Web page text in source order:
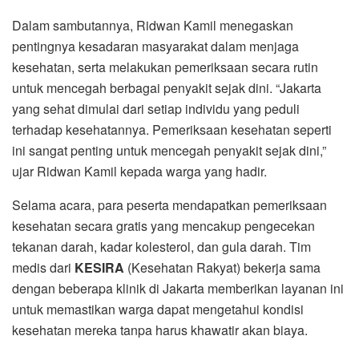
Dalam sambutannya, Ridwan Kamil menegaskan
pentingnya kesadaran masyarakat dalam menjaga
kesehatan, serta melakukan pemeriksaan secara rutin
untuk mencegah berbagai penyakit sejak dini. “Jakarta
yang sehat dimulai dari setiap individu yang peduli
terhadap kesehatannya. Pemeriksaan kesehatan seperti
ini sangat penting untuk mencegah penyakit sejak dini,”
ujar Ridwan Kamil kepada warga yang hadir.
Selama acara, para peserta mendapatkan pemeriksaan
kesehatan secara gratis yang mencakup pengecekan
tekanan darah, kadar kolesterol, dan gula darah. Tim
medis dari KESIRA (Kesehatan Rakyat) bekerja sama
dengan beberapa klinik di Jakarta memberikan layanan ini
untuk memastikan warga dapat mengetahui kondisi
kesehatan mereka tanpa harus khawatir akan biaya.